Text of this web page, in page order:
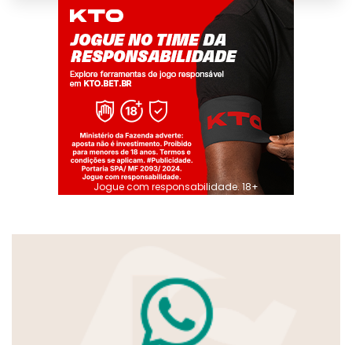
Jogue com responsabilidade. 18+